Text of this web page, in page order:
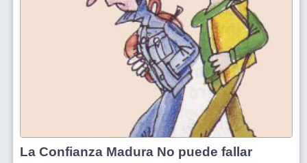
La Confianza Madura No puede fallar